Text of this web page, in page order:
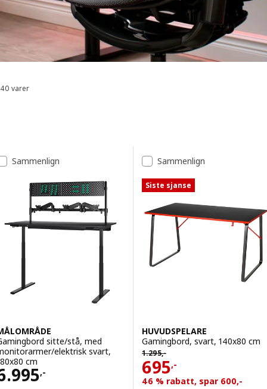
Sorter og filtrer
40 varer
Resultatliste
Sammenlign
sitte/stå, med
elektrisk svart,
cm
,-
6995,-
Sammenlign
Siste sjanse
HUVUDSPELARE
Gamingbord, svart, 140x80 cm
1.295,-
Tidligere pris 1295,-
695,-
Pris 695,-
46 % rabatt, spar 600,-